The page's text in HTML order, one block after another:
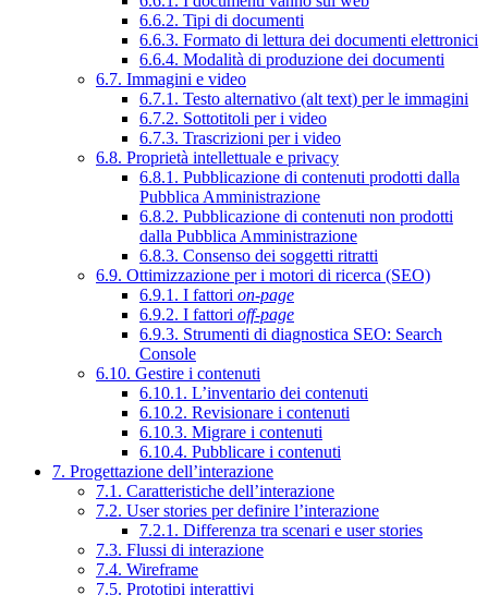
6.6.2. Tipi di documenti
6.6.3. Formato di lettura dei documenti elettronici
6.6.4. Modalità di produzione dei documenti
6.7. Immagini e video
6.7.1. Testo alternativo (alt text) per le immagini
6.7.2. Sottotitoli per i video
6.7.3. Trascrizioni per i video
6.8. Proprietà intellettuale e privacy
6.8.1. Pubblicazione di contenuti prodotti dalla
Pubblica Amministrazione
6.8.2. Pubblicazione di contenuti non prodotti
dalla Pubblica Amministrazione
6.8.3. Consenso dei soggetti ritratti
6.9. Ottimizzazione per i motori di ricerca (SEO)
6.9.1. I fattori on-page
6.9.2. I fattori off-page
6.9.3. Strumenti di diagnostica SEO: Search
Console
6.10. Gestire i contenuti
6.10.1. L’inventario dei contenuti
6.10.2. Revisionare i contenuti
6.10.3. Migrare i contenuti
6.10.4. Pubblicare i contenuti
7. Progettazione dell’interazione
7.1. Caratteristiche dell’interazione
7.2. User stories per definire l’interazione
7.2.1. Differenza tra scenari e user stories
7.3. Flussi di interazione
7.4. Wireframe
7.5. Prototipi interattivi